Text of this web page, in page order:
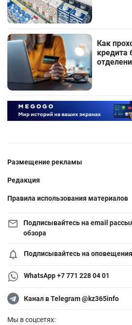
Как
кредита
Размещение рекламы
Редакция
Правила использования материалов
Подписывайтесь на email
обзора
Подписывайтесь на
WhatsApp +7 771 228 04 01
Канал в Telegram @kz365info
Мы в соцсетях: